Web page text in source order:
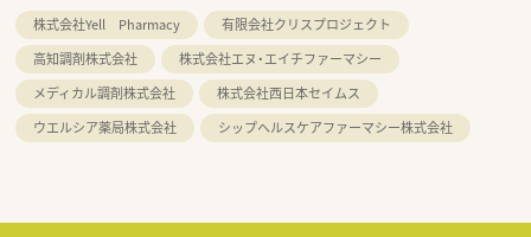
株式会社Yell Pharmacy
有限会社クリスプロジェクト
高知調剤株式会社
株式会社エヌ・エイチファーマシー
メディカル調剤株式会社
株式会社西日本セイムス
ウエルシア薬局株式会社
シップヘルスケアファーマシー株式会社